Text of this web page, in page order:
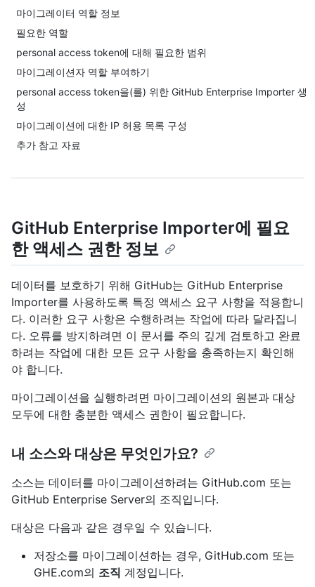
마이그레이터 역할 정보
필요한 역할
personal access token에 대해 필요한 범위
마이그레이션자 역할 부여하기
personal access token을(를) 위한 GitHub Enterprise Importer 생
성
마이그레이션에 대한 IP 허용 목록 구성
추가 참고 자료
GitHub Enterprise Importer에 필요
한 액세스 권한 정보
데이터를 보호하기 위해 GitHub는 GitHub Enterprise
Importer를 사용하도록 특정 액세스 요구 사항을 적용합니
다. 이러한 요구 사항은 수행하려는 작업에 따라 달라집니
다. 오류를 방지하려면 이 문서를 주의 깊게 검토하고 완료
하려는 작업에 대한 모든 요구 사항을 충족하는지 확인해
야 합니다.
마이그레이션을 실행하려면 마이그레이션의 원본과 대상
모두에 대한 충분한 액세스 권한이 필요합니다.
내 소스와 대상은 무엇인가요?
소스는 데이터를 마이그레이션하려는 GitHub.com 또는
GitHub Enterprise Server의 조직입니다.
대상은 다음과 같은 경우일 수 있습니다.
저장소를 마이그레이션하는 경우, GitHub.com 또는
GHE.com의 조직 계정입니다.